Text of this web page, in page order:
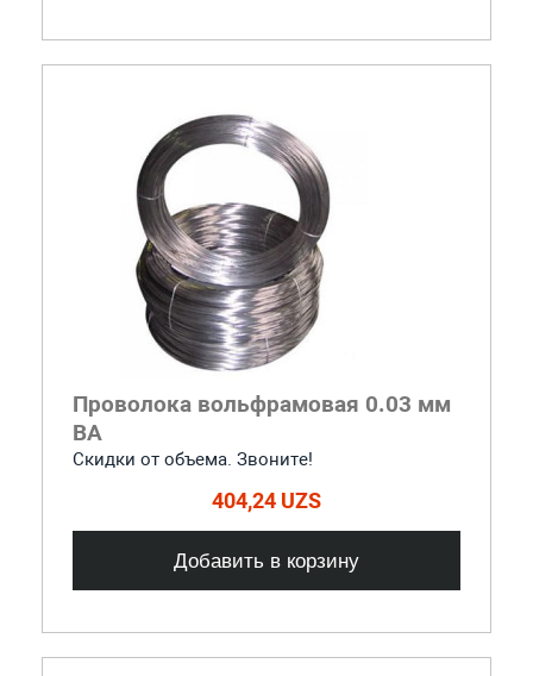
Проволока вольфрамовая 0.03 мм
ВА
Скидки от объема. Звоните!
404,24 UZS
Добавить в корзину